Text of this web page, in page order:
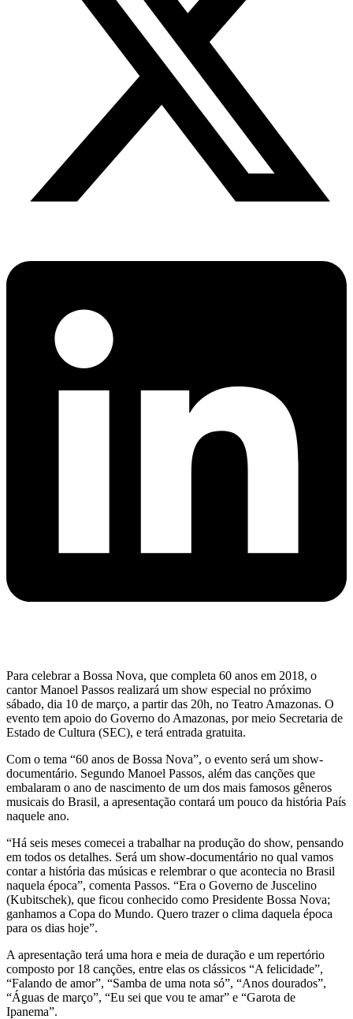
Para celebrar a Bossa Nova, que completa 60 anos em 2018, o
cantor Manoel Passos realizará um show especial no próximo
sábado, dia 10 de março, a partir das 20h, no Teatro Amazonas. O
evento tem apoio do Governo do Amazonas, por meio Secretaria de
Estado de Cultura (SEC), e terá entrada gratuita.
Com o tema “60 anos de Bossa Nova”, o evento será um show-
documentário. Segundo Manoel Passos, além das canções que
embalaram o ano de nascimento de um dos mais famosos gêneros
musicais do Brasil, a apresentação contará um pouco da história País
naquele ano.
“Há seis meses comecei a trabalhar na produção do show, pensando
em todos os detalhes. Será um show-documentário no qual vamos
contar a história das músicas e relembrar o que acontecia no Brasil
naquela época”, comenta Passos. “Era o Governo de Juscelino
(Kubitschek), que ficou conhecido como Presidente Bossa Nova;
ganhamos a Copa do Mundo. Quero trazer o clima daquela época
para os dias hoje”.
A apresentação terá uma hora e meia de duração e um repertório
composto por 18 canções, entre elas os clássicos “A felicidade”,
“Falando de amor”, “Samba de uma nota só”, “Anos dourados”,
“Águas de março”, “Eu sei que vou te amar” e “Garota de
Ipanema”.